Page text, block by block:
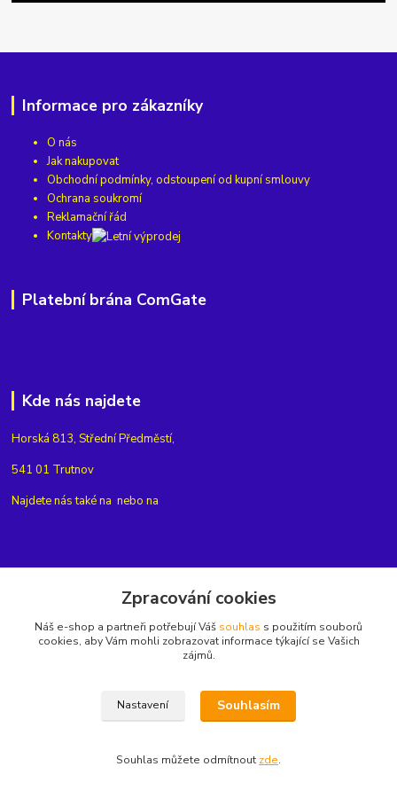
Informace pro zákazníky
O nás
Jak nakupovat
Obchodní podmínky, odstoupení od kupní smlouvy
Ochrana soukromí
Reklamační řád
Kontakty
Platební brána ComGate
Kde nás najdete
Horská 813, Střední Předměstí,
541 01 Trutnov
Najdete nás také na nebo na
+420775654704
Zpracování cookies
Náš e-shop a partneři potřebují Váš souhlas s použitím souborů
cookies, aby Vám mohli zobrazovat informace týkající se Vašich
zájmů.
Nastavení Souhlasím
Souhlas můžete odmítnout zde.